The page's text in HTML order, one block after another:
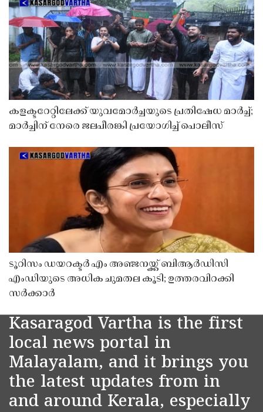
കളക്ടറേറ്റിലേക്ക് യുവമോർച്ചയുടെ പ്രതിഷേധ മാർച്ച്;
മാർച്ചിന് നേരെ ജലപീരങ്കി പ്രയോഗിച്ച് പൊലീസ്
ടൂറിസം ഡയറക്ടർ എം അഞ്ജനയ്ക്ക് ബിആർഡിസി
എംഡിയുടെ അധിക ചുമതല കൂടി; ഉത്തരവിറക്കി
സർക്കാർ
Kasaragod Vartha is the first
local news portal in
Malayalam, and it brings you
the latest updates from in
and around Kerala, especially